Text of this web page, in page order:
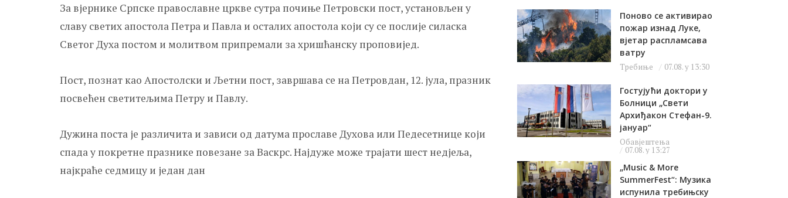
За вјернике Српске православне цркве сутра почиње Петровски пост, установљен у
славу светих апостола Петра и Павла и осталих апостола који су се послије силаска
Светог Духа постом и молитвом припремали за хришћанску проповијед.
Пост, познат као Апостолски и Љетни пост, завршава се на Петровдан, 12. јула, празник
посвећен светитељима Петру и Павлу.
Дужина поста је различита и зависи од датума прославе Духова или Педесетнице који
спада у покретне празнике повезане за Васкрс. Најдуже може трајати шест недјеља,
најкраће седмицу и један дан
Поново се активирао
пожар изнад Луке,
вјетар распламсава
ватру
Требиње 07.08. у 13:30
Гостујући доктори у
Болници „Свети
Архиђакон Стефан-9.
јануар“
Обавјештења
07.08. у 13:27
„Music & More
SummerFest“: Музика
испунила требињску